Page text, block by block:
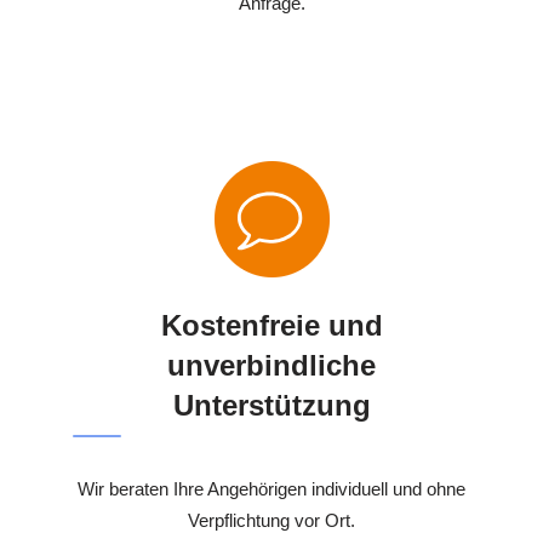
Kostenfreie und
unverbindliche
Unterstützung
Wir beraten Ihre Angehörigen individuell und ohne
Verpflichtung vor Ort.